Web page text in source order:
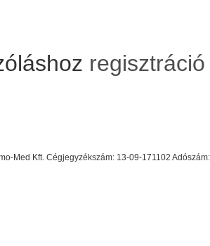
regisztráció
Med Kft. Cégjegyzékszám: 13-09-171102